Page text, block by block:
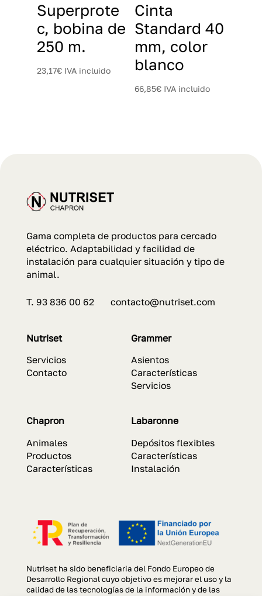
Superprote
c, bobina de
250 m.
23,17€ IVA incluido
Cinta
Standard 40
mm, color
blanco
66,85€ IVA incluido
Gama completa de productos para cercado
eléctrico. Adaptabilidad y facilidad de
instalación para cualquier situación y tipo de
animal.
T. 93 836 00 62 contacto@nutriset.com
Nutriset
Servicios
Contacto
Grammer
Asientos
Características
Servicios
Chapron
Animales
Productos
Características
Labaronne
Depósitos flexibles
Características
Instalación
Nutriset ha sido beneficiaria del Fondo Europeo de
Desarrollo Regional cuyo objetivo es mejorar el uso y la
calidad de las tecnologías de la información y de las